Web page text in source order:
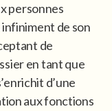
personnes
de son
de
en tant que
d’une
aux fonctions